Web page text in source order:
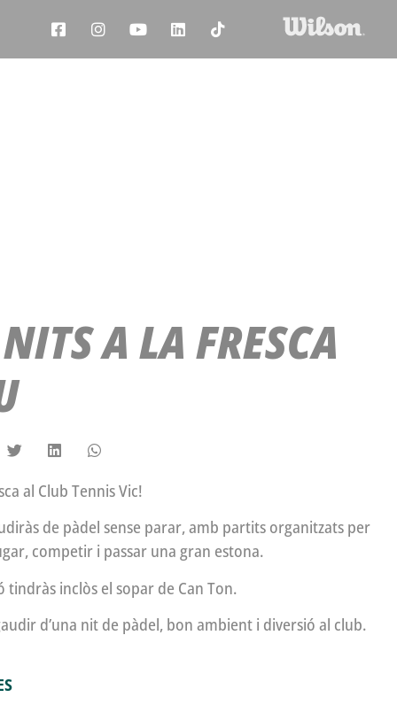
A LA FRESCA
al Club Tennis Vic!
de pàdel sense parar, amb partits organitzats per
competir i passar una gran estona.
tindràs inclòs el sopar de Can Ton.
d’una nit de pàdel, bon ambient i diversió al club.